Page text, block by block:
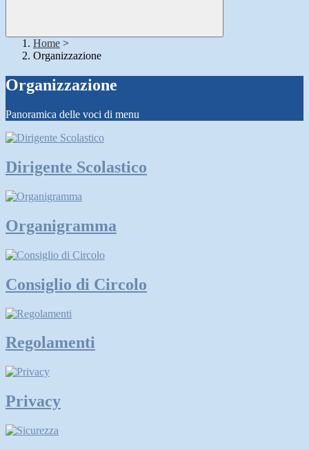
Home >
Organizzazione
Organizzazione
Panoramica delle voci di menu
Dirigente Scolastico
Organigramma
Consiglio di Circolo
Regolamenti
Privacy